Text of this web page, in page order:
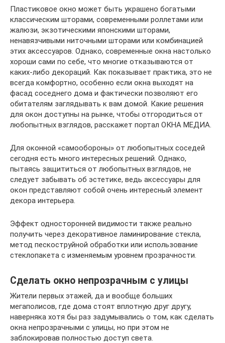
Пластиковое окно может быть украшено богатыми
классическим шторами, современными роллетами или
жалюзи, экзотическими японскими шторами,
ненавязчивыми ниточными шторами или комбинацией
этих аксессуаров. Однако, современные окна настолько
хороши сами по себе, что многие отказываются от
каких-либо декораций. Как показывает практика, это не
всегда комфортно, особенно если окна выходят на
фасад соседнего дома и фактически позволяют его
обитателям заглядывать к вам домой. Какие решения
для окон доступны на рынке, чтобы отгородиться от
любопытных взглядов, расскажет портал ОКНА МЕДИА.
Для оконной «самообороны» от любопытных соседей
сегодня есть много интересных решений. Однако,
пытаясь защититься от любопытных взглядов, не
следует забывать об эстетике, ведь аксессуары для
окон представляют собой очень интересный элемент
декора интерьера.
Эффект односторонней видимости также реально
получить через декоративное ламинирование стекла,
метод пескоструйной обработки или использование
стеклопакета с изменяемым уровнем прозрачности.
Сделать окно непрозрачным с улицы
Жители первых этажей, да и вообще больших
мегаполисов, где дома стоят вплотную друг другу,
наверняка хотя бы раз задумывались о том, как сделать
окна непрозрачными с улицы, но при этом не
заблокировав полностью доступ света.